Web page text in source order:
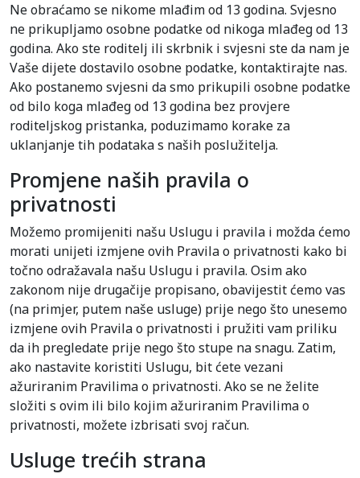
Ne obraćamo se nikome mlađim od 13 godina. Svjesno
ne prikupljamo osobne podatke od nikoga mlađeg od 13
godina. Ako ste roditelj ili skrbnik i svjesni ste da nam je
Vaše dijete dostavilo osobne podatke, kontaktirajte nas.
Ako postanemo svjesni da smo prikupili osobne podatke
od bilo koga mlađeg od 13 godina bez provjere
roditeljskog pristanka, poduzimamo korake za
uklanjanje tih podataka s naših poslužitelja.
Promjene naših pravila o
privatnosti
Možemo promijeniti našu Uslugu i pravila i možda ćemo
morati unijeti izmjene ovih Pravila o privatnosti kako bi
točno odražavala našu Uslugu i pravila. Osim ako
zakonom nije drugačije propisano, obavijestit ćemo vas
(na primjer, putem naše usluge) prije nego što unesemo
izmjene ovih Pravila o privatnosti i pružiti vam priliku
da ih pregledate prije nego što stupe na snagu. Zatim,
ako nastavite koristiti Uslugu, bit ćete vezani
ažuriranim Pravilima o privatnosti. Ako se ne želite
složiti s ovim ili bilo kojim ažuriranim Pravilima o
privatnosti, možete izbrisati svoj račun.
Usluge trećih strana